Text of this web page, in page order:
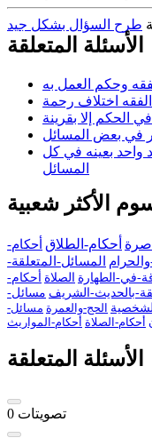
طرح السؤال بشكل جيد
الأسئلة المتعلقة
وحكم العمل به
اختلاف رحمة
الحكم إلا بقرينة
في بعض المسائل
واحد بعينه في كل
المسائل
الأكثر شعبية
أحكام-الطلاق أحكام-
المسائل-المتعلقة-
في-الطهارة الصلاة أحكام-
بالحديث-الشريف مسائل-
الحج-والعمرة مسائل-
أحكام-الصلاة أحكام-المواريث
الأسئلة المتعلقة
0 تصويتات